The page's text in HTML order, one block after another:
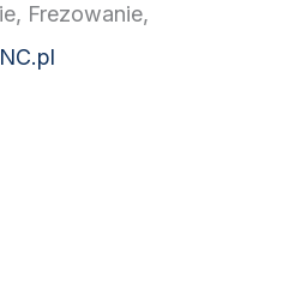
Frezowanie,